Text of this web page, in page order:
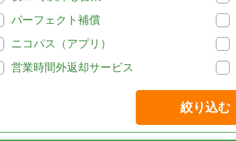
パーフェクト補償
ニコパス（アプリ）
営業時間外返却サービス
絞り込む